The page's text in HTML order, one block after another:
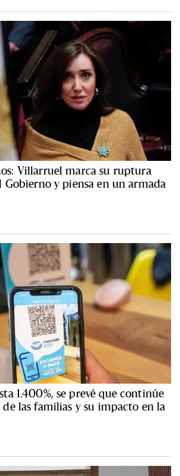
Villarruel marca su ruptura
y piensa en un armada
1.400%, se prevé que continúe
las familias y su impacto en la